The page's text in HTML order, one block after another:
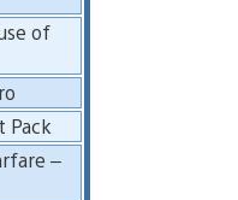
of
Pack
–